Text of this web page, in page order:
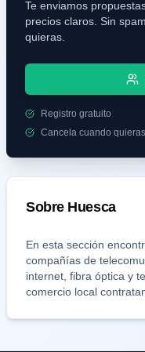
En Bivid Telecom
servicio del cliente, no
transparencia en la
equipo técnico que
Te enviamos
precios claros. Sin
quieras.
Registro gratuito
Cancela cuando quieras
Sobre Huesca
En esta sección
compañías de
internet, fibra óptica y
comercio local